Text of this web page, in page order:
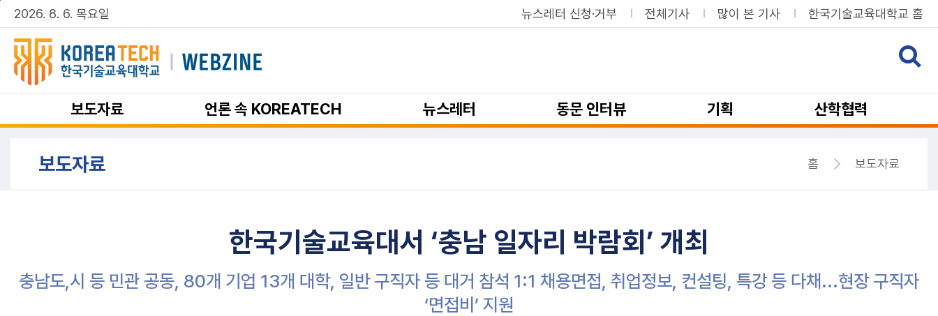
주메뉴 바로가기
본문 바로가기
2026. 8. 6. 목요일 뉴스레터 신청·거부 전체기사 많이 본 기사 한국기술교육대학교 홈
보도자료 언론 속 KOREATECH 뉴스레터 동문 인터뷰 기획 산학협력
보도자료 홈 보도자료
한국기술교육대서 ‘충남 일자리 박람회’ 개최
충남도,시 등 민관 공동, 80개 기업 13개 대학, 일반 구직자 등 대거 참석 1:1 채용면접, 취업정보, 컨설팅, 특강 등 다채...현장 구직자
‘면접비’ 지원